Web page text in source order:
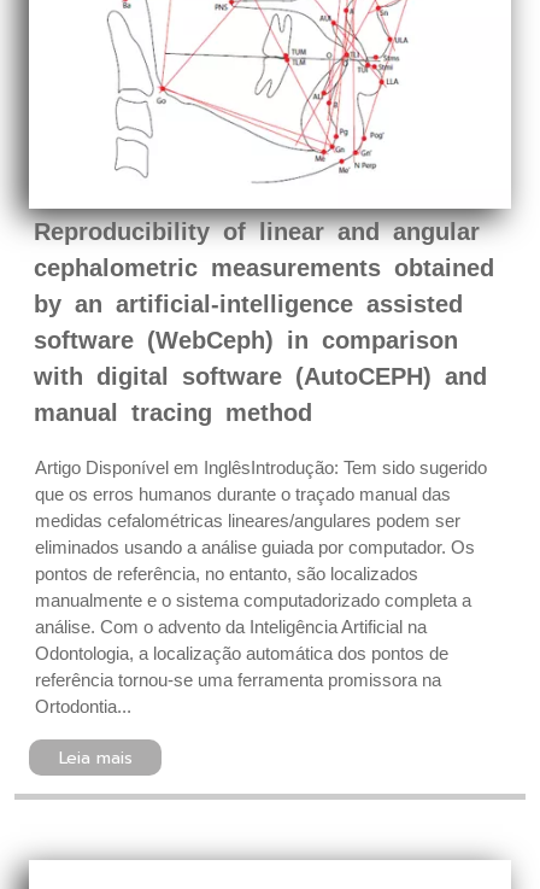
Reproducibility of linear and angular
cephalometric measurements obtained
by an artificial-intelligence assisted
software (WebCeph) in comparison
with digital software (AutoCEPH) and
manual tracing method
Artigo Disponível em Inglês Introdução: Tem sido sugerido
que os erros humanos durante o traçado manual das
medidas cefalométricas lineares/angulares podem ser
eliminados usando a análise guiada por computador. Os
pontos de referência, no entanto, são localizados
manualmente e o sistema computadorizado completa a
análise. Com o advento da Inteligência Artificial na
Odontologia, a localização automática dos pontos de
referência tornou-se uma ferramenta promissora na
Ortodontia...
Leia mais